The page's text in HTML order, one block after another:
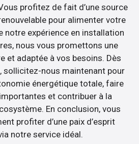
profitez de fait d’une source
pour alimenter votre
notre expérience en installation
nous vous promettons une
et adaptée à vos besoins. Dès
sollicitez-nous maintenant pour
énergétique totale, faire
et contribuer à la
En conclusion, vous
profiter d’une paix d’esprit
notre service idéal.